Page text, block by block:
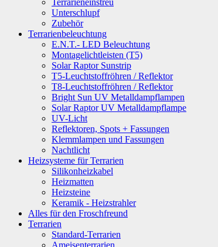
Unterschlupf
Zubehör
Terrarienbeleuchtung
E.N.T.- LED Beleuchtung
Montagelichtleisten (T5)
Solar Raptor Sunstrip
T5-Leuchtstoffröhren / Reflektor
T8-Leuchtstoffröhren / Reflektor
Bright Sun UV Metalldampflampen
Solar Raptor UV Metalldampflampe
UV-Licht
Reflektoren, Spots + Fassungen
Klemmlampen und Fassungen
Nachtlicht
Heizsysteme für Terrarien
Silikonheizkabel
Heizmatten
Heizsteine
Keramik - Heizstrahler
Alles für den Froschfreund
Terrarien
Standard-Terrarien
Ameisenterrarien